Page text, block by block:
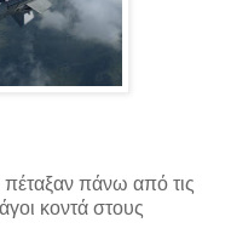
πάνω από τις
κοντά στους